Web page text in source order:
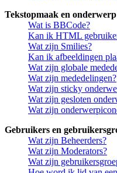
Tekstopmaak en
Wat is BBCode?
Kan ik HTML
Wat zijn Smilies?
Kan ik afbeeldingen
Wat zijn globale
Wat zijn mededelingen?
Wat zijn sticky
Wat zijn gesloten
Wat zijn
Gebruikers en
Wat zijn Beheerders?
Wat zijn Moderators?
Wat zijn